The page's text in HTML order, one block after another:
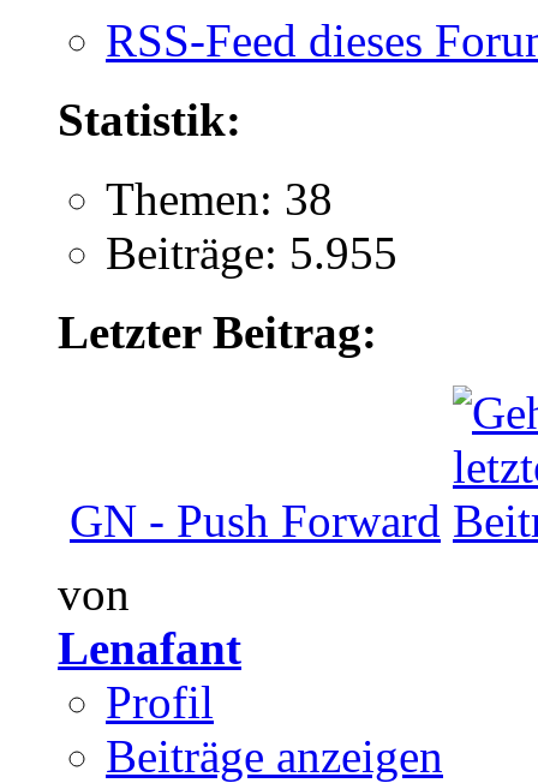
RSS-Feed dieses
Statistik:
Themen: 38
Beiträge: 5.955
Letzter Beitrag:
GN - Push Forward
von
Lenafant
Profil
Beiträge anzeigen